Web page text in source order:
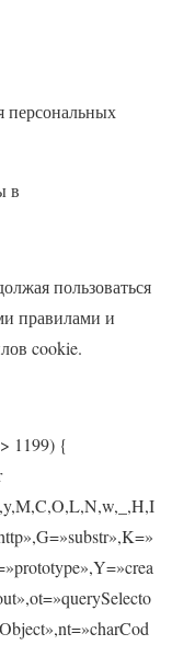
персональных
в
пользоваться
правилами и
cookie.
1199) {